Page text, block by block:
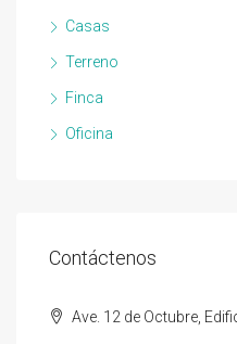
Casas
Terreno
Finca
Oficina
Contáctenos
Ave. 12 de Octubre,